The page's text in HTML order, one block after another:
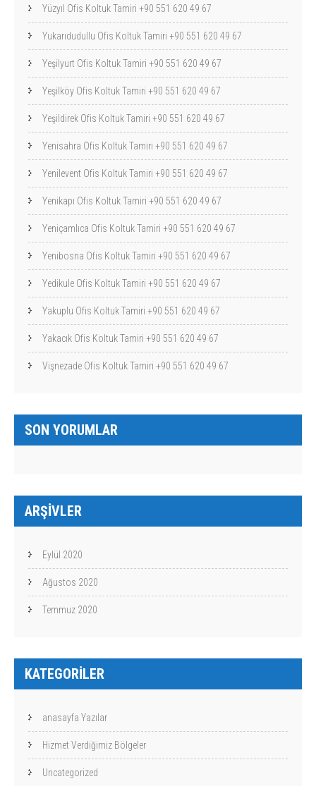
Yüzyıl Ofis Koltuk Tamiri +90 551 620 49 67
Yukarıdudullu Ofis Koltuk Tamiri +90 551 620 49 67
Yeşilyurt Ofis Koltuk Tamiri +90 551 620 49 67
Yeşilköy Ofis Koltuk Tamiri +90 551 620 49 67
Yeşildirek Ofis Koltuk Tamiri +90 551 620 49 67
Yenisahra Ofis Koltuk Tamiri +90 551 620 49 67
Yenilevent Ofis Koltuk Tamiri +90 551 620 49 67
Yenikapı Ofis Koltuk Tamiri +90 551 620 49 67
Yeniçamlıca Ofis Koltuk Tamiri +90 551 620 49 67
Yenibosna Ofis Koltuk Tamiri +90 551 620 49 67
Yedikule Ofis Koltuk Tamiri +90 551 620 49 67
Yakuplu Ofis Koltuk Tamiri +90 551 620 49 67
Yakacık Ofis Koltuk Tamiri +90 551 620 49 67
Vişnezade Ofis Koltuk Tamiri +90 551 620 49 67
SON YORUMLAR
ARŞIVLER
Eylül 2020
Ağustos 2020
Temmuz 2020
KATEGORILER
anasayfa Yazılar
Hizmet Verdiğimiz Bölgeler
Uncategorized